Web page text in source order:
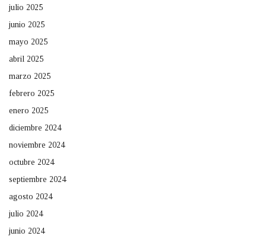
julio 2025
junio 2025
mayo 2025
abril 2025
marzo 2025
febrero 2025
enero 2025
diciembre 2024
noviembre 2024
octubre 2024
septiembre 2024
agosto 2024
julio 2024
junio 2024